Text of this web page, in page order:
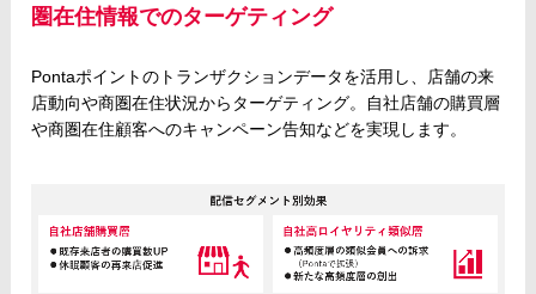
圏在住情報でのターゲティング
Pontaポイントのトランザクションデータを活用し、店舗の来
店動向や商圏在住状況からターゲティング。自社店舗の購買層
や商圏在住顧客へのキャンペーン告知などを実現します。